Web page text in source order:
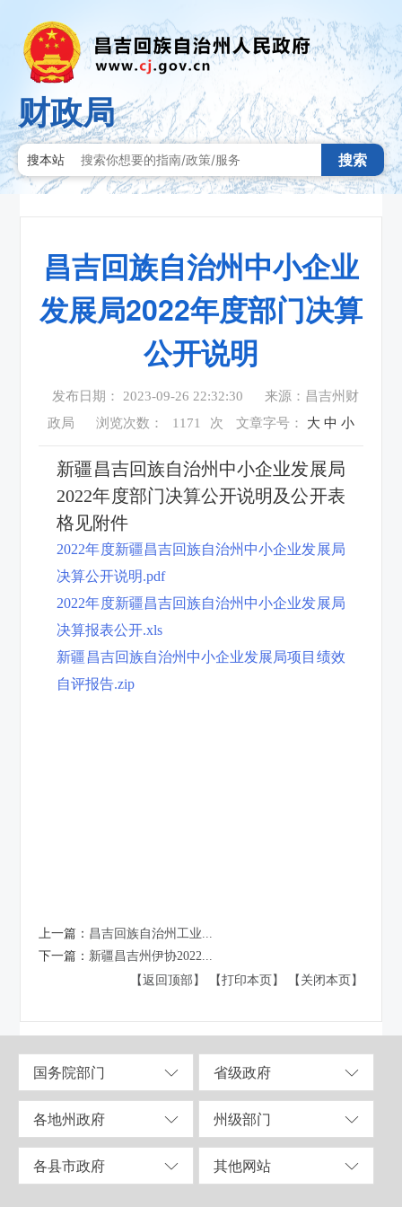
财政局
搜本站 搜索
昌吉回族自治州中小企业
发展局2022年度部门决算
公开说明
发布日期： 2023-09-26 22:32:30
来源：昌吉州财
政局
浏览次数： 1171 次 文章字号： 大 中 小
新疆昌吉回族自治州中小企业发展局
2022年度部门决算公开说明及公开表
格见附件
2022年度新疆昌吉回族自治州中小企业发展局
决算公开说明.pdf
2022年度新疆昌吉回族自治州中小企业发展局
决算报表公开.xls
新疆昌吉回族自治州中小企业发展局项目绩效
自评报告.zip
上一篇： 昌吉回族自治州工业...
下一篇： 新疆昌吉州伊协2022...
【返回顶部】
【打印本页】 【关闭本页】
国务院部门 省级政府
各地州政府 州级部门
各县市政府 其他网站